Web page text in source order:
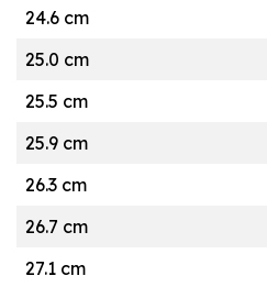
24.6 cm
25.0 cm
25.5 cm
25.9 cm
26.3 cm
26.7 cm
27.1 cm